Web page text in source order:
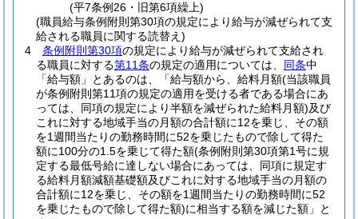
(平7条例26・旧第6項繰上)
(職員給与条例附則第30項の規定により給与が減ぜられて支
給される職員に関する読替え)
4
条例附則第30項の規定により給与が減ぜられて支給され
る職員に対する第11条の規定の適用については、 同条中
「給与額」とあるのは、「給与額から、給料月額(当該職員
が条例附則第11項の規定の適用を受ける者である場合にあ
っては、同項の規定により半額を減ぜられた給料月額)及び
これに対する地域手当の月額の合計額に12を乗じ、その額
を1週間当たりの勤務時間に52を乗じたもので除して得た
額に100分の1.5を乗じて得た額(条例附則第30項第1号に規
定する最低号給に達しない場合にあっては、同項に規定す
る給料月額減額基礎額及びこれに対する地域手当の月額の
合計額に12を乗じ、その額を1週間当たりの勤務時間に52
を乗じたもので除して得た額)に相当する額を減じた額」と